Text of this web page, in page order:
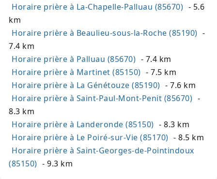
Horaire prière à La-Chapelle-Palluau (85670) - 5.6
km
Horaire prière à Beaulieu-sous-la-Roche (85190) -
7.4 km
Horaire prière à Palluau (85670) - 7.4 km
Horaire prière à Martinet (85150) - 7.5 km
Horaire prière à La Génétouze (85190) - 7.6 km
Horaire prière à Saint-Paul-Mont-Penit (85670) -
8.3 km
Horaire prière à Landeronde (85150) - 8.3 km
Horaire prière à Le Poiré-sur-Vie (85170) - 8.5 km
Horaire prière à Saint-Georges-de-Pointindoux
(85150) - 9.3 km